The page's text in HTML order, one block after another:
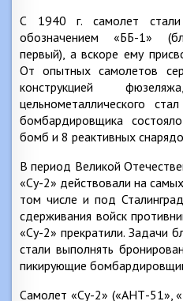
С 1940 г. самолет стали
обозначением «ББ-1»
первый), а вскоре ему
От опытных самолетов
конструкцией
цельнометаллического
бомбардировщика
бомб и 8 реактивных
В период Великой
«Су-2» действовали на
том числе и под
сдерживания войск
«Су-2» прекратили. Задачи
стали выполнять
пикирующие
Самолет «Су-2» («АНТ-51»,